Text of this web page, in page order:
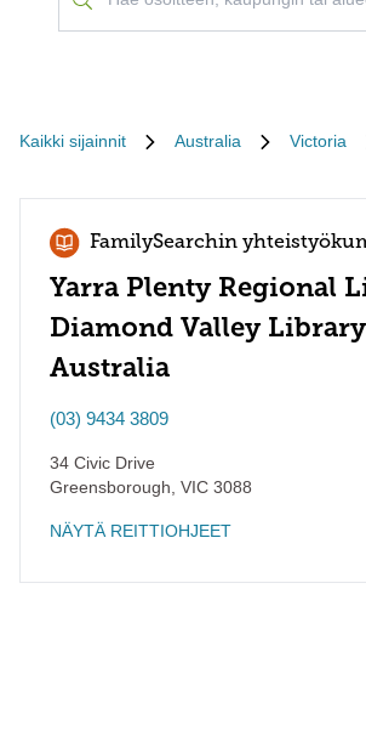
Kaikki sijainnit Australia Victoria
FamilySearchin
Yarra Plenty Regional
Diamond Valley
Australia
(03) 9434 3809
34 Civic Drive
Greensborough VIC 3088
NÄYTÄ REITTIOHJEET